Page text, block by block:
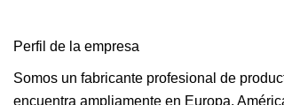
Perfil de la empresa
Somos un fabricante profesional de
encuentra ampliamente en Europa,